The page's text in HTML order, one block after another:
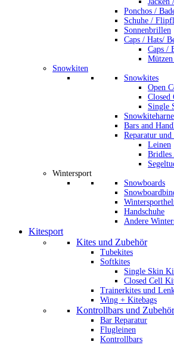
Ponchos /
Schuhe /
Sonnenbrillen
Caps / Hats/
Caps /
Snowkiten
Snowkites
Open
Closed
Single
Bars and
Reparatur
Leinen
Bridles
Wintersport
Snowboards
Handschuhe
Andere
Kitesport
Kites und Zubehör
Tubekites
Softkites
Single Skin
Closed Cell
Trainerkites und
Wing + Kitebags
Kontrollbars und Zubehör
Bar Reparatur
Flugleinen
Kontrollbars